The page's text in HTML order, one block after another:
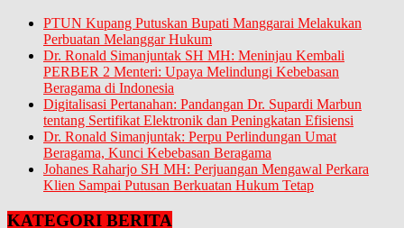
PTUN Kupang Putuskan Bupati Manggarai Melakukan
Perbuatan Melanggar Hukum
Dr. Ronald Simanjuntak SH MH: Meninjau Kembali
PERBER 2 Menteri: Upaya Melindungi Kebebasan
Beragama di Indonesia
Digitalisasi Pertanahan: Pandangan Dr. Supardi Marbun
tentang Sertifikat Elektronik dan Peningkatan Efisiensi
Dr. Ronald Simanjuntak: Perpu Perlindungan Umat
Beragama, Kunci Kebebasan Beragama
Johanes Raharjo SH MH: Perjuangan Mengawal Perkara
Klien Sampai Putusan Berkuatan Hukum Tetap
KATEGORI BERITA